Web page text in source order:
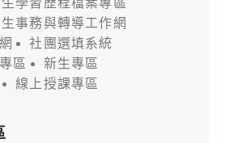
事務與轉導工作網
社團選填系統
區
新生專區
線上授課專區